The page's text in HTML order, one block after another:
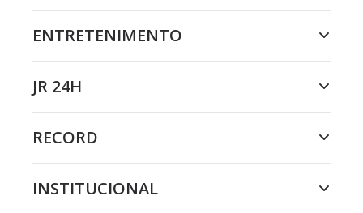
ENTRETENIMENTO
JR 24H
RECORD
INSTITUCIONAL